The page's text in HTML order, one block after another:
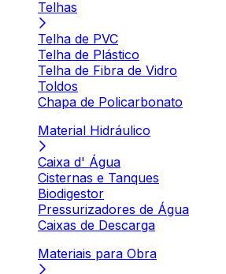
Telhas
Telha de PVC
Telha de Plástico
Telha de Fibra de Vidro
Toldos
Chapa de Policarbonato
Material Hidráulico
Caixa d' Água
Cisternas e Tanques
Biodigestor
Pressurizadores de Água
Caixas de Descarga
Materiais para Obra